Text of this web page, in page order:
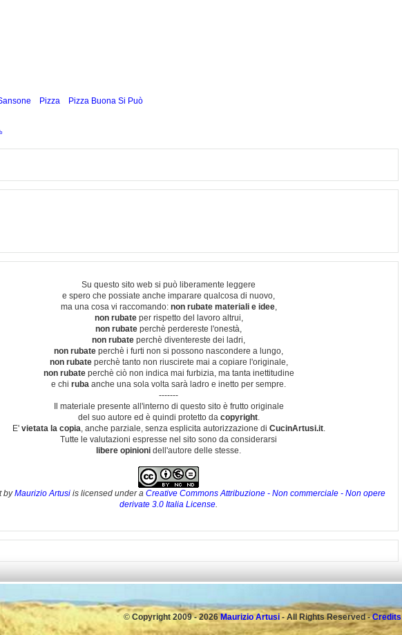
Pizza Pizza Buona Si Può
Su questo sito web si può liberamente leggere
e spero che possiate anche imparare qualcosa di nuovo,
ma una cosa vi raccomando: non rubate materiali e idee,
non rubateper rispetto del lavoro altrui,
non rubate perchè perdereste l'onestà,
non rubate perchè diventereste dei ladri,
non rubate perchè i furti non si possono nascondere a lungo,
non rubateperchè tanto non riuscirete mai a copiare l'originale,
non rubateperchè ciò non indica mai furbizia, ma tanta inettitudine
e chi ruba anche una sola volta sarà ladro e inetto per sempre.
-------
Il materiale presente all'interno di questo sito è frutto originale
del suo autore ed è quindi protetto da copyright.
E' vietata la copia, anche parziale, senza esplicita autorizzazione di CucinArtusi.it.
Tutte le valutazioni espresse nel sito sono da considerarsi
libere opinioni dell'autore delle stesse.
byMaurizio Artusi is licensed under a Creative Commons Attribuzione - Non commerciale - Non opere
derivate 3.0 Italia License.
© Copyright 2009 - 2026Maurizio Artusi - All Rights Reserved -Credits